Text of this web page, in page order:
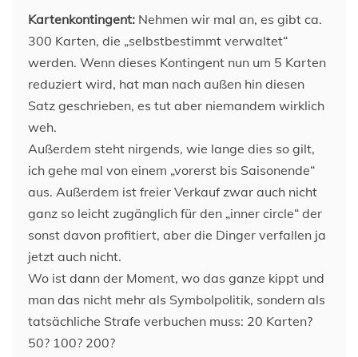
Kartenkontingent: Nehmen wir mal an, es gibt ca.
300 Karten, die „selbstbestimmt verwaltet“
werden. Wenn dieses Kontingent nun um 5 Karten
reduziert wird, hat man nach außen hin diesen
Satz geschrieben, es tut aber niemandem wirklich
weh.
Außerdem steht nirgends, wie lange dies so gilt,
ich gehe mal von einem „vorerst bis Saisonende“
aus. Außerdem ist freier Verkauf zwar auch nicht
ganz so leicht zugänglich für den „inner circle“ der
sonst davon profitiert, aber die Dinger verfallen ja
jetzt auch nicht.
Wo ist dann der Moment, wo das ganze kippt und
man das nicht mehr als Symbolpolitik, sondern als
tatsächliche Strafe verbuchen muss: 20 Karten?
50? 100? 200?